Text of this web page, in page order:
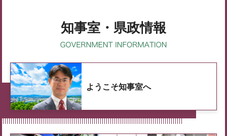
知事室・県政情報
ようこそ知事室へ